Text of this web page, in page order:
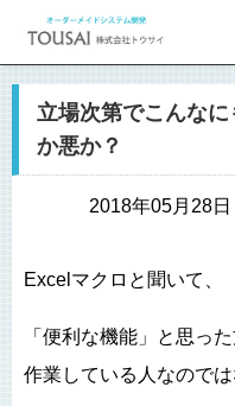
立場次第でこんな
か悪か？
2018年05月28
Excelマクロと聞いて、
「便利な機能」と思っ
作業している人なのでは